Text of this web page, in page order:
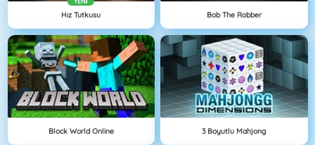
Hız Tutkusu Bob The Robber
Block World Online 3 Boyutlu Mahjong